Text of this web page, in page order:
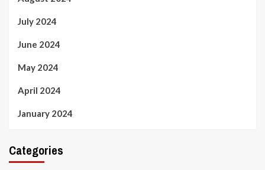
July 2024
June 2024
May 2024
April 2024
January 2024
Categories